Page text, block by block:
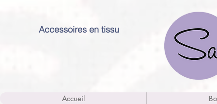
Accessoires en tissu
Accueil